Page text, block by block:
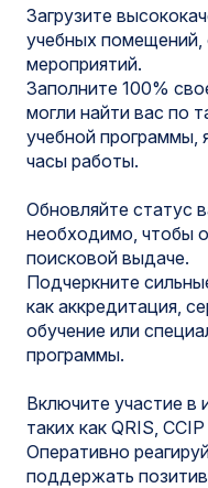
Загрузите
учебных
мероприятий.
Заполните 100%
могли найти вас по
учебной программы,
часы работы.
Обновляйте статус
необходимо, чтобы
поисковой выдаче.
Подчеркните
как аккредитация,
обучение или
программы.
Включите участие в
таких как QRIS,
Оперативно
поддержать